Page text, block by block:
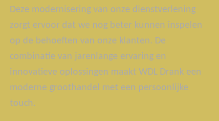
Deze modernisering van onze dienstverlening
zorgt ervoor dat we nog beter kunnen inspelen
op de behoeften van onze klanten. De
combinatie van jarenlange ervaring en
innovatieve oplossingen maakt WDL Drank een
moderne groothandel met een persoonlijke
touch.